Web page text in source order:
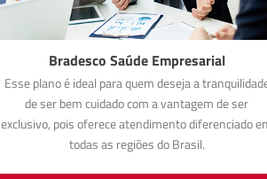
Bradesco Saúde Empresarial
Esse plano é ideal para quem deseja a
de ser bem cuidado com a vantagem de ser
exclusivo, pois oferece atendimento diferenciado
todas as regiões do Brasil.